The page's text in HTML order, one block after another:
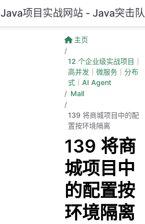
Java项目实战网站 - Java突击队
主页
12 个企业级实战项目｜
高并发｜微服务｜分布
式｜AI Agent
Mall
139 将商城项目中的配
置按环境隔离
139 将商
城项目中
的配置按
环境隔离